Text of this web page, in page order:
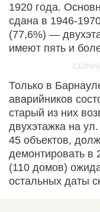
1920 года.
сдана в 1946-
(77,6%) —
имеют пять и
Только в
аварийников
старый из них
двухэтажка на
45 объектов,
демонтировать в
(110 домов)
остальных даты